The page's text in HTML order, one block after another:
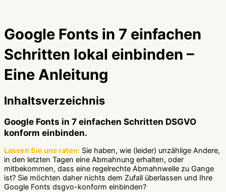
Google Fonts in 7 einfachen
Schritten lokal einbinden –
Eine Anleitung
Inhaltsverzeichnis
Google Fonts in 7 einfachen Schritten DSGVO
konform einbinden.
Lassen Sie uns raten: Sie haben, wie (leider) unzählige Andere,
in den letzten Tagen eine Abmahnung erhalten, oder
mitbekommen, dass eine regelrechte Abmahnwelle zu Gange
ist? Sie möchten daher nichts dem Zufall überlassen und Ihre
Google Fonts dsgvo-konform einbinden?